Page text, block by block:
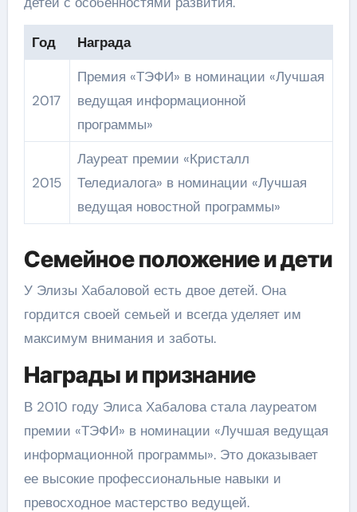
Год Награда
2017
Премия «ТЭФИ» в номинации «Лучшая
ведущая информационной
программы»
2015
Лауреат премии «Кристалл
Теледиалога» в номинации «Лучшая
ведущая новостной программы»
Семейное положение и дети
У Элизы Хабаловой есть двое детей. Она
гордится своей семьей и всегда уделяет им
максимум внимания и заботы.
Награды и признание
В 2010 году Элиса Хабалова стала лауреатом
премии «ТЭФИ» в номинации «Лучшая ведущая
информационной программы». Это доказывает
ее высокие профессиональные навыки и
превосходное мастерство ведущей.